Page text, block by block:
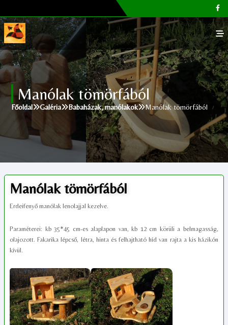
Főoldal
Galéria
Megvásárolható termékek
Cikkek, tippek
Manólak tömörfából
Főoldal Galéria Babaházak, manólakok Manólak tömörfából
Manólak tömörfából
Erdeifenyő manólak lenolajjal kezelve.
Paraméterei: kb 35*45 cm-es alaplapon van, kb 12 cm körüli a belmagasság,
olajozott. Fakarika lépcső, létra, hinta és felhajtható híd van rajta a kis házikón
kívül.